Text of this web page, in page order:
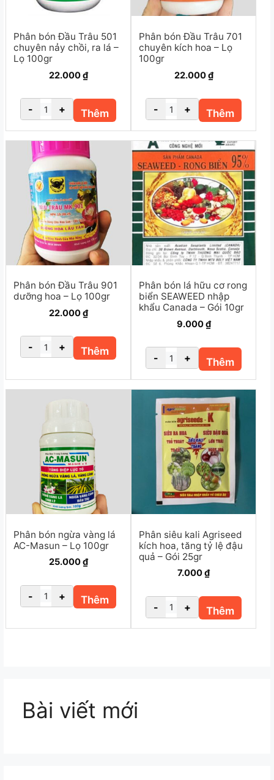
Phân bón Đầu Trâu 501
chuyên nảy chồi, ra lá –
Lọ 100gr
22.000₫
- + Thêm
Phân bón Đầu Trâu 701
chuyên kích hoa – Lọ
100gr
22.000₫
- + Thêm
Phân bón Đầu Trâu 901
dưỡng hoa – Lọ 100gr
22.000₫
- + Thêm
Phân bón lá hữu cơ rong
biển SEAWEED nhập
khẩu Canada – Gói 10gr
9.000₫
- + Thêm
Phân bón ngừa vàng lá
AC-Masun – Lọ 100gr
25.000₫
- + Thêm
Phân siêu kali Agriseed
kích hoa, tăng tỷ lệ đậu
quả – Gói 25gr
7.000₫
- + Thêm
Bài viết mới